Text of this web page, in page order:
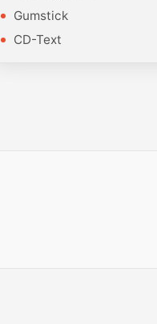
Gumstick
CD-Text